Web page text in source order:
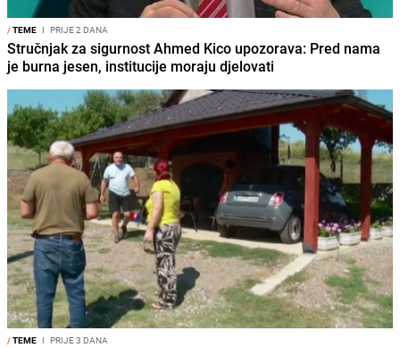
/TEME I PRIJE 2 DANA
Stručnjak za sigurnost Ahmed Kico upozorava: Pred nama
je burna jesen, institucije moraju djelovati
/TEME I PRIJE 3 DANA